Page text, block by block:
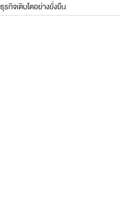
กิจเติบโตอย่างยั่งยืน